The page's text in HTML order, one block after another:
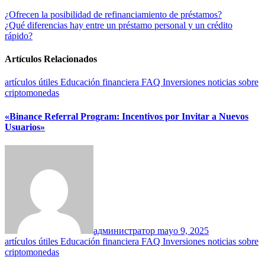
Navegación
de
¿Ofrecen la posibilidad de refinanciamiento de préstamos?
¿Qué diferencias hay entre un préstamo personal y un crédito
rápido?
Artículos Relacionados
artículos útiles Educación financiera FAQ Inversiones noticias sobre
criptomonedas
«Binance Referral Program: Incentivos por Invitar a Nuevos
Usuarios»
администратор mayo 9, 2025
artículos útiles Educación financiera FAQ Inversiones noticias sobre
criptomonedas